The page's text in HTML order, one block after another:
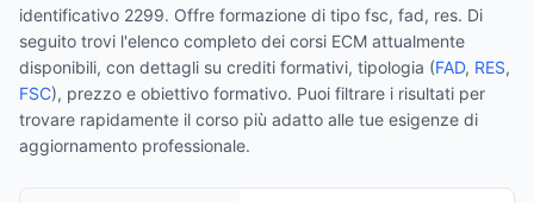
identificativo 2299. Offre formazione di tipo fsc, fad, res. Di
seguito trovi l'elenco completo dei corsi ECM attualmente
disponibili, con dettagli su crediti formativi, tipologia (FAD, RES,
FSC), prezzo e obiettivo formativo. Puoi filtrare i risultati per
trovare rapidamente il corso più adatto alle tue esigenze di
aggiornamento professionale.